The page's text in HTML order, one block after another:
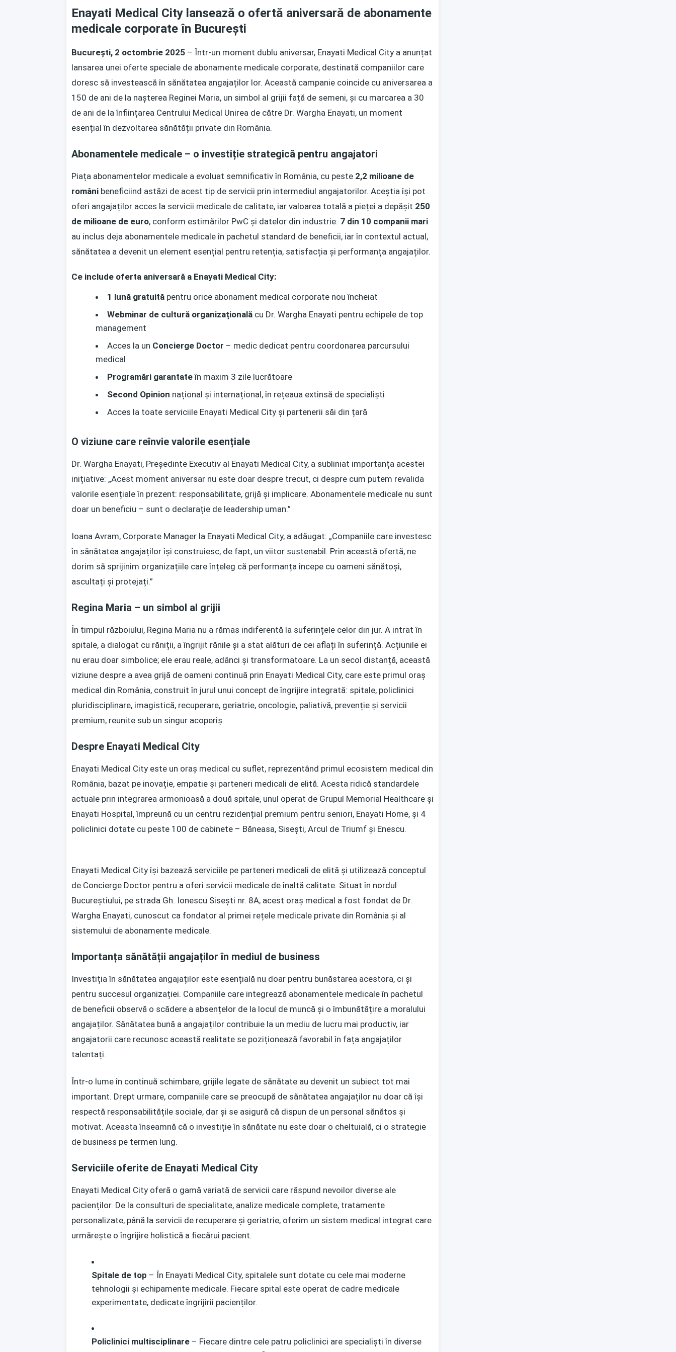
Enayati Medical City lansează o ofertă aniversară de abonamente
medicale corporate în București
București, 2 octombrie 2025 – Într-un moment dublu aniversar, Enayati Medical City a anunțat
lansarea unei oferte speciale de abonamente medicale corporate, destinată companiilor care
doresc să investească în sănătatea angajaților lor. Această campanie coincide cu aniversarea a
150 de ani de la nașterea Reginei Maria, un simbol al grijii față de semeni, și cu marcarea a 30
de ani de la înființarea Centrului Medical Unirea de către Dr. Wargha Enayati, un moment
esențial în dezvoltarea sănătății private din România.
Abonamentele medicale – o investiție strategică pentru angajatori
Piața abonamentelor medicale a evoluat semnificativ în România, cu peste 2,2 milioane de
români beneficiind astăzi de acest tip de servicii prin intermediul angajatorilor. Aceștia își pot
oferi angajaților acces la servicii medicale de calitate, iar valoarea totală a pieței a depășit 250
de milioane de euro, conform estimărilor PwC și datelor din industrie. 7 din 10 companii mari
au inclus deja abonamentele medicale în pachetul standard de beneficii, iar în contextul actual,
sănătatea a devenit un element esențial pentru retenția, satisfacția și performanța angajaților.
Ce include oferta aniversară a Enayati Medical City:
1 lună gratuită pentru orice abonament medical corporate nou încheiat
Webminar de cultură organizațională cu Dr. Wargha Enayati pentru echipele de top
management
Acces la un Concierge Doctor – medic dedicat pentru coordonarea parcursului
medical
Programări garantateîn maxim 3 zile lucrătoare
Second Opinion național și internațional, în rețeaua extinsă de specialiști
Acces la toate serviciile Enayati Medical City și partenerii săi din țară
O viziune care reînvie valorile esențiale
Dr. Wargha Enayati, Președinte Executiv al Enayati Medical City, a subliniat importanța acestei
inițiative: „Acest moment aniversar nu este doar despre trecut, ci despre cum putem revalida
valorile esențiale în prezent: responsabilitate, grijă și implicare. Abonamentele medicale nu sunt
doar un beneficiu – sunt o declarație de leadership uman.”
Ioana Avram, Corporate Manager la Enayati Medical City, a adăugat: „Companiile care investesc
în sănătatea angajaților își construiesc, de fapt, un viitor sustenabil. Prin această ofertă, ne
dorim să sprijinim organizațiile care înțeleg că performanța începe cu oameni sănătoși,
ascultați și protejați.”
Regina Maria – un simbol al grijii
În timpul războiului, Regina Maria nu a rămas indiferentă la suferințele celor din jur. A intrat în
spitale, a dialogat cu răniții, a îngrijit rănile și a stat alături de cei aflați în suferință. Acțiunile ei
nu erau doar simbolice; ele erau reale, adânci și transformatoare. La un secol distanță, această
viziune despre a avea grijă de oameni continuă prin Enayati Medical City, care este primul oraș
medical din România, construit în jurul unui concept de îngrijire integrată: spitale, policlinici
pluridisciplinare, imagistică, recuperare, geriatrie, oncologie, paliativă, prevenție și servicii
premium, reunite sub un singur acoperiș.
Despre Enayati Medical City
Enayati Medical City este un oraș medical cu suflet, reprezentând primul ecosistem medical din
România, bazat pe inovație, empatie și parteneri medicali de elită. Acesta ridică standardele
actuale prin integrarea armonioasă a două spitale, unul operat de Grupul Memorial Healthcare și
Enayati Hospital, împreună cu un centru rezidențial premium pentru seniori, Enayati Home, și 4
policlinici dotate cu peste 100 de cabinete – Băneasa, Sisești, Arcul de Triumf și Enescu.
Enayati Medical City își bazează serviciile pe parteneri medicali de elită și utilizează conceptul
de Concierge Doctor pentru a oferi servicii medicale de înaltă calitate. Situat în nordul
Bucureștiului, pe strada Gh. Ionescu Sisești nr. 8A, acest oraș medical a fost fondat de Dr.
Wargha Enayati, cunoscut ca fondator al primei rețele medicale private din România și al
sistemului de abonamente medicale.
Importanța sănătății angajaților în mediul de business
Investiția în sănătatea angajaților este esențială nu doar pentru bunăstarea acestora, ci și
pentru succesul organizației. Companiile care integrează abonamentele medicale în pachetul
de beneficii observă o scădere a absențelor de la locul de muncă și o îmbunătățire a moralului
angajaților. Sănătatea bună a angajaților contribuie la un mediu de lucru mai productiv, iar
angajatorii care recunosc această realitate se poziționează favorabil în fața angajaților
talentați.
Într-o lume în continuă schimbare, grijile legate de sănătate au devenit un subiect tot mai
important. Drept urmare, companiile care se preocupă de sănătatea angajaților nu doar că își
respectă responsabilitățile sociale, dar și se asigură că dispun de un personal sănătos și
motivat. Aceasta înseamnă că o investiție în sănătate nu este doar o cheltuială, ci o strategie
de business pe termen lung.
Serviciile oferite de Enayati Medical City
Enayati Medical City oferă o gamă variată de servicii care răspund nevoilor diverse ale
pacienților. De la consulturi de specialitate, analize medicale complete, tratamente
personalizate, până la servicii de recuperare și geriatrie, oferim un sistem medical integrat care
urmărește o îngrijire holistică a fiecărui pacient.
Spitale de top – În Enayati Medical City, spitalele sunt dotate cu cele mai moderne
tehnologii și echipamente medicale. Fiecare spital este operat de cadre medicale
experimentate, dedicate îngrijirii pacienților.
Policlinici multisciplinare – Fiecare dintre cele patru policlinici are specialiști în diverse